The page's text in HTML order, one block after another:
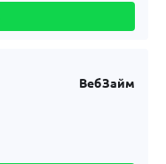
ВебЗайм